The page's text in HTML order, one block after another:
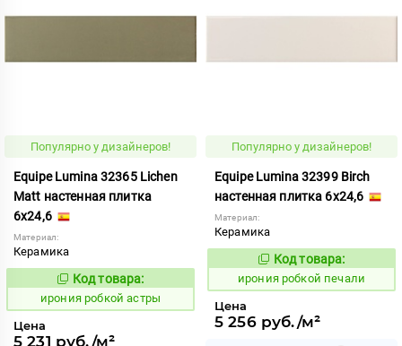
Популярно у дизайнеров!
Equipe Lumina 32365 Lichen
Matt настенная плитка
6x24,6
Материал:
Керамика
1103581
Код товара:
ирония робкой астры
Цена
5 231 руб./м²
Популярно у дизайнеров!
Equipe Lumina 32399 Birch
настенная плитка 6x24,6
Материал:
Керамика
1103570
Код товара:
ирония робкой печали
Цена
5 256 руб./м²